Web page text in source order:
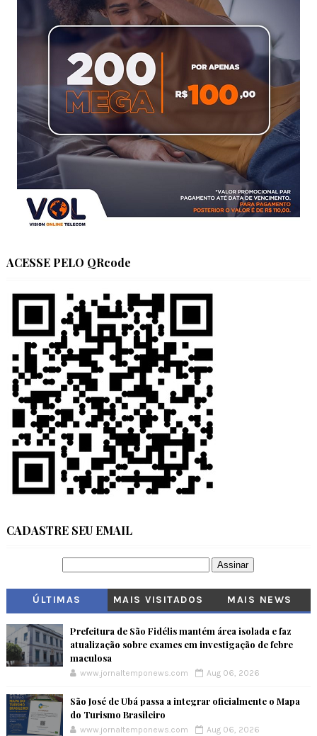
ACESSE PELO QRcode
CADASTRE SEU EMAIL
ÚLTIMAS MAIS VISITADOS MAIS NEWS
Prefeitura de São Fidélis mantém área isolada e faz
atualização sobre exames em investigação de febre
maculosa
www.jornaltemponews.com Aug 06, 2026
São José de Ubá passa a integrar oficialmente o Mapa
do Turismo Brasileiro
www.jornaltemponews.com Aug 06, 2026